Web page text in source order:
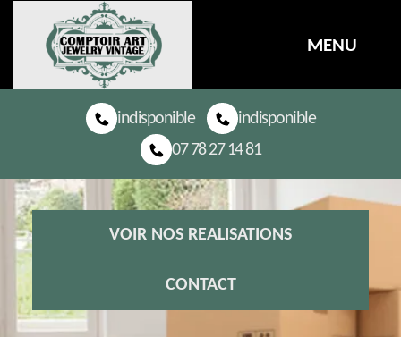
MENU
indisponible
indisponible
07 78 27 14 81
VOIR NOS REALISATIONS
CONTACT